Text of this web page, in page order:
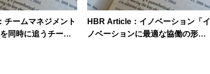
チームマネジメント
同時に追うチーム
HBR Article：イノベーション「イ
ノベーションに最適な協働の形と